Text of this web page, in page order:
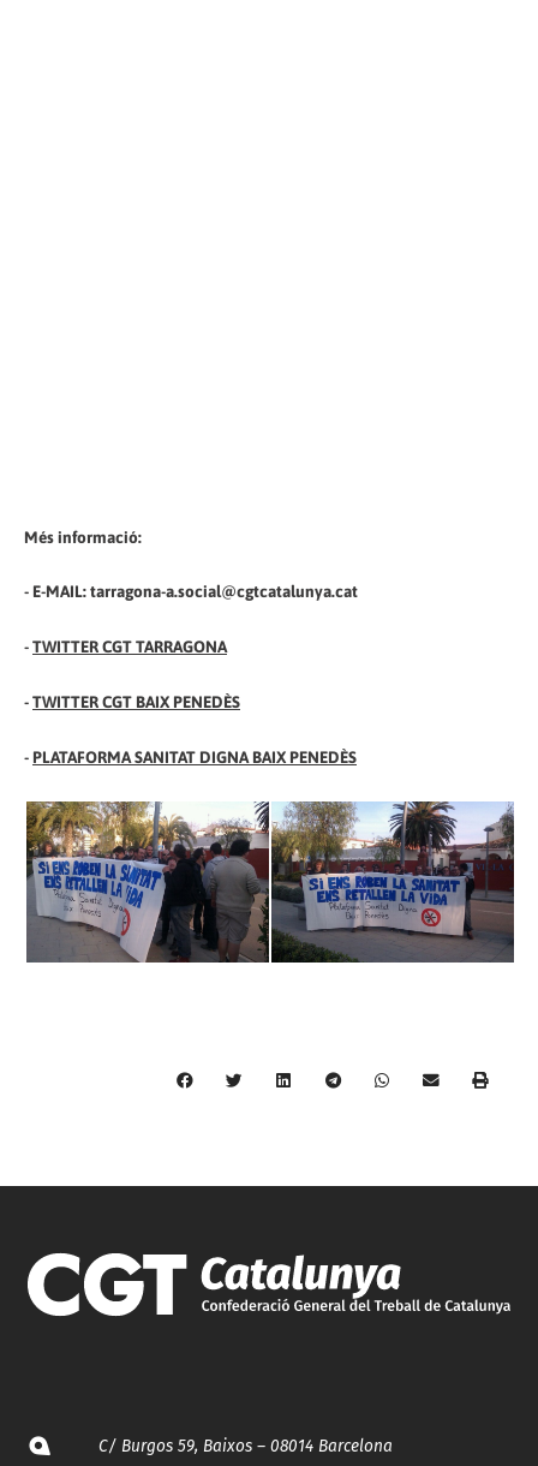
Més informació:
- E-MAIL: tarragona-a.social@cgtcatalunya.cat
-TWITTER CGT TARRAGONA
-TWITTER CGT BAIX PENEDÈS
- PLATAFORMA SANITAT DIGNA BAIX PENEDÈS
C/ Burgos 59, Baixos – 08014 Barcelona